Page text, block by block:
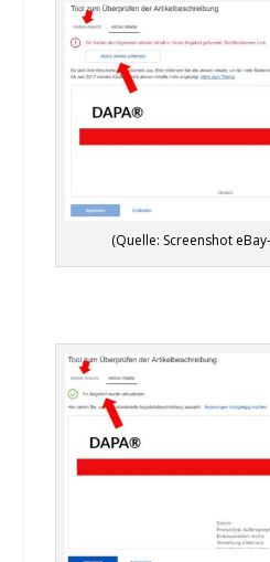
(Quelle: Screenshot